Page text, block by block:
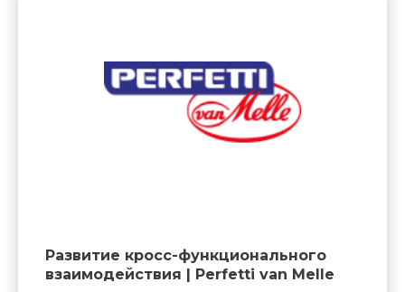
Развитие кросс-функционального
взаимодействия | Perfetti van Melle